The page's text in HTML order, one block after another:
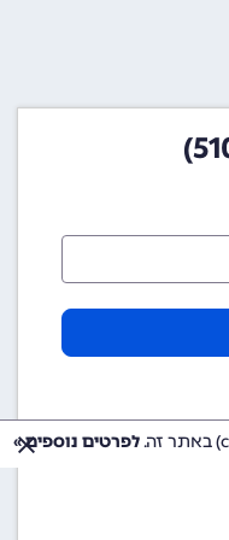
לפרטים נוספים »